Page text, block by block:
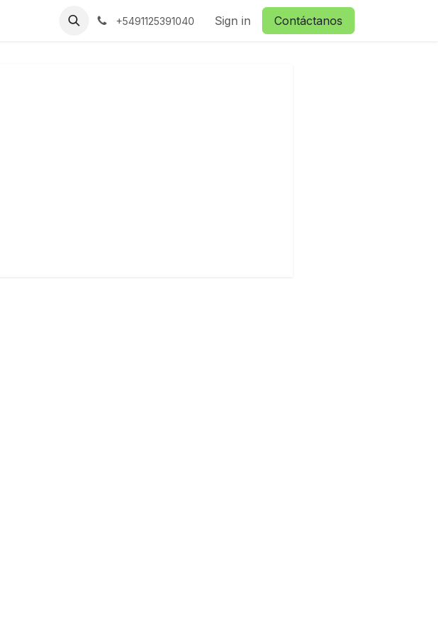
Noticias Contáctanos
+5491125391040 Sign in Contáctanos